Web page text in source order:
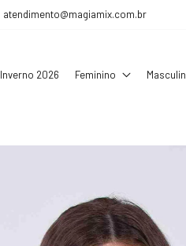
atendimento@magiamix.com.br
Inverno 2026 Feminino